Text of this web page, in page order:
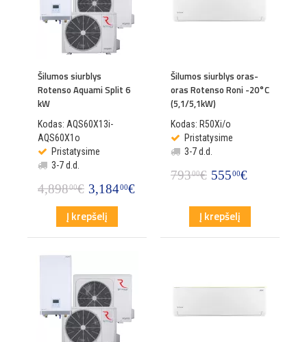
Šilumos siurblys
Rotenso Aquami Split 6
kW
Kodas: AQS60X13i-
AQS60X1o
Pristatysime
3-7 d.d.
4,89800€ 3,18400€
Į krepšelį
Šilumos siurblys oras-
oras Rotenso Roni -20°C
(5,1/5,1kW)
Kodas: R50Xi/o
Pristatysime
3-7 d.d.
79300€ 55500€
Į krepšelį